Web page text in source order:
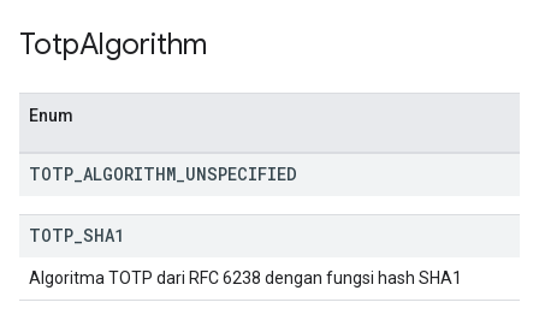
TotpAlgorithm
Enum
TOTP ALGORITHM UNSPECIFIED
TOTP SHA1
Algoritma TOTP dari RFC 6238 dengan fungsi hash SHA1